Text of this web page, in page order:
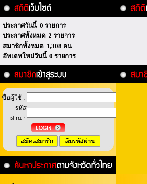
ประกาศวันนี้ 0 รายการ
ประกาศทั้งหมด 2 รายการ
สมาชิกทั้งหมด 1,308 คน
อัพเดทใหม่วันนี้ 0 รายการ
ชื่อผู้ใช้ :
รหัส
ผ่าน :